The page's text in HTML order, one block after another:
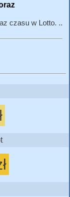
czasu w Lotto. ..